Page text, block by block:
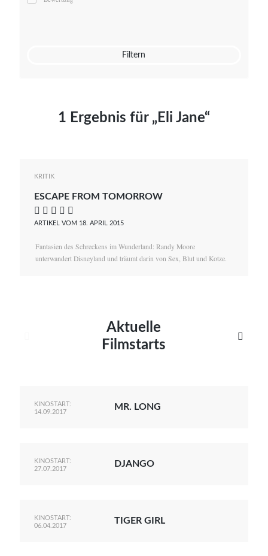
Mato von Vogelstein
Filtern
1 Ergebnis für „Eli Jane“
KRITIK
ESCAPE FROM TOMORROW
    
ARTIKEL VOM 18. APRIL 2015
Fantasien des Schreckens im Wunderland: Randy Moore
unterwandert Disneyland und träumt darin von Sex, Blut und Kotze.
Aktuelle
Filmstarts

KINOSTART:
14.09.2017
MR. LONG
KINOSTART:
27.07.2017
DJANGO
KINOSTART:
06.04.2017
TIGER GIRL